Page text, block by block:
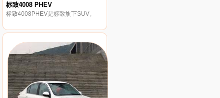
标致4008 PHEV
标致4008PHEV是标致旗下SUV。